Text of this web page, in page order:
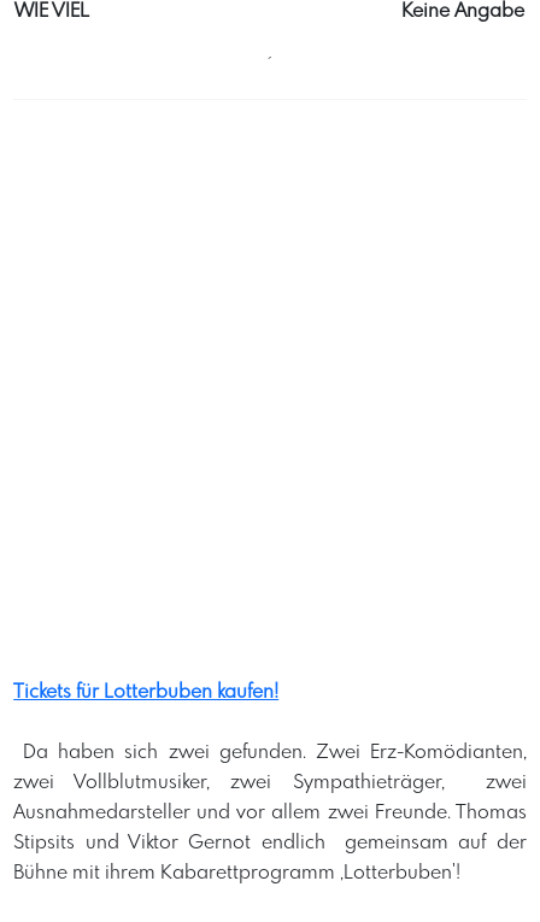
WIE VIEL
Keine Angabe
´
Tickets für Lotterbuben kaufen!
​ Da haben sich zwei gefunden. Zwei Erz-Komödianten,
zwei Vollblutmusiker, zwei Sympathieträger, ​ zwei
Ausnahmedarsteller und vor allem zwei Freunde. Thomas
Stipsits und Viktor Gernot endlich ​ gemeinsam auf der
Bühne mit ihrem Kabarettprogramm ‚Lotterbuben'! ​